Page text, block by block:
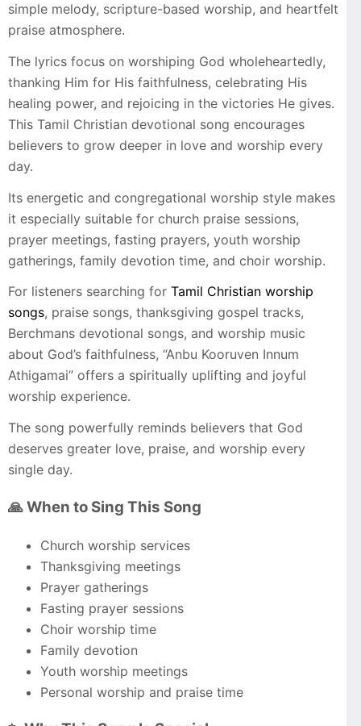
simple melody, scripture-based worship, and heartfelt
praise atmosphere.
The lyrics focus on worshiping God wholeheartedly,
thanking Him for His faithfulness, celebrating His
healing power, and rejoicing in the victories He gives.
This Tamil Christian devotional song encourages
believers to grow deeper in love and worship every
day.
Its energetic and congregational worship style makes
it especially suitable for church praise sessions,
prayer meetings, fasting prayers, youth worship
gatherings, family devotion time, and choir worship.
For listeners searching for Tamil Christian worship
songs, praise songs, thanksgiving gospel tracks,
Berchmans devotional songs, and worship music
about God’s faithfulness, “Anbu Kooruven Innum
Athigamai” offers a spiritually uplifting and joyful
worship experience.
The song powerfully reminds believers that God
deserves greater love, praise, and worship every
single day.
🙏 When to Sing This Song
Church worship services
Thanksgiving meetings
Prayer gatherings
Fasting prayer sessions
Choir worship time
Family devotion
Youth worship meetings
Personal worship and praise time